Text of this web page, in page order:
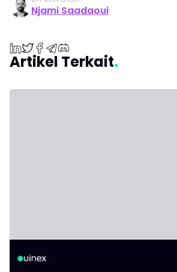
Njami Saadaoui
Artikel Terkait
dan Kapan Anda Benar-benar